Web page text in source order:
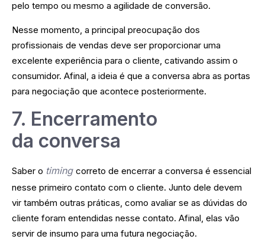
pelo tempo ou mesmo a agilidade de conversão.
Nesse momento, a principal preocupação dos
profissionais de vendas deve ser proporcionar uma
excelente experiência para o cliente, cativando assim o
consumidor. Afinal, a ideia é que a conversa abra as portas
para negociação que acontece posteriormente.
7. Encerramento
da conversa
Saber o timing correto de encerrar a conversa é essencial
nesse primeiro contato com o cliente. Junto dele devem
vir também outras práticas, como avaliar se as dúvidas do
cliente foram entendidas nesse contato. Afinal, elas vão
servir de insumo para uma futura negociação.